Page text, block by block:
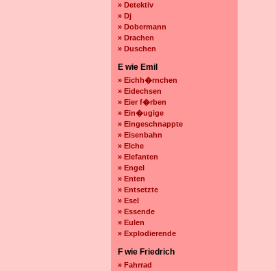
» Detektiv
» Dj
» Dobermann
» Drachen
» Duschen
E wie Emil
» Eichh�rnchen
» Eidechsen
» Eier f�rben
» Ein�ugige
» Eingeschnappte
» Eisenbahn
» Elche
» Elefanten
» Engel
» Enten
» Entsetzte
» Esel
» Essende
» Eulen
» Explodierende
F wie Friedrich
» Fahrrad